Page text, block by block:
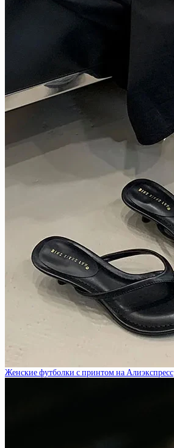
Женские футболки с принтом на Алиэкспресс